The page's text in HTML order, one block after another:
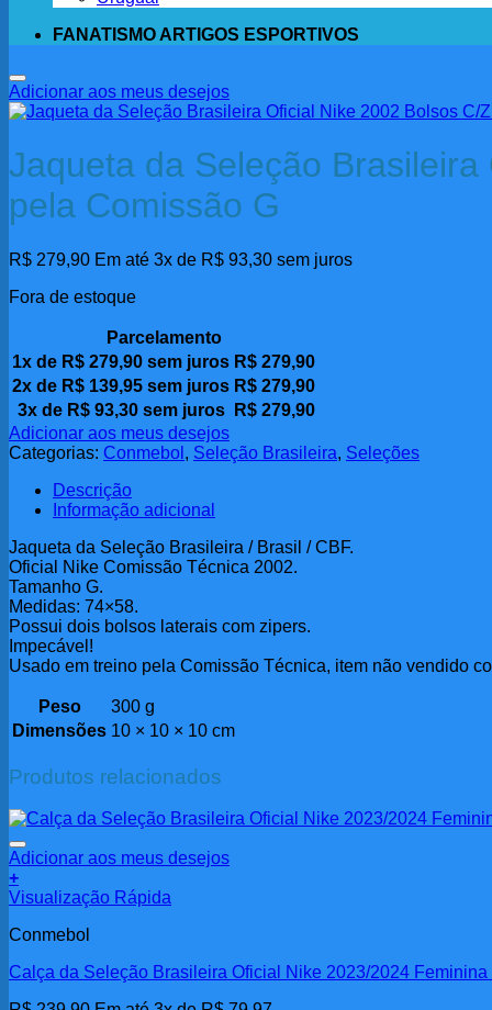
FANATISMO ARTIGOS ESPORTIVOS
Adicionar aos meus desejos
Jaqueta da Seleção
pela Comissão G
R$ 279,90 Em até 3x de R$ 93,30 sem juros
Fora de estoque
Parcelamento
1x de R$ 279,90 sem juros R$ 279,90
2x de R$ 139,95 sem juros R$ 279,90
3x de R$93,30sem juros R$ 279,90
Adicionar aos meus desejos
Categorias: Conmebol , Seleção Brasileira, Seleções
Descrição
Informação adicional
Jaqueta da Seleção Brasileira / Brasil / CBF.
Oficial Nike Comissão Técnica 2002.
Tamanho G.
Medidas: 74×58.
Possui dois bolsos laterais com zipers.
Impecável!
Usado em treino pela Comissão Técnica, item não vendido
Peso
300 g
Dimensões 10 × 10 × 10 cm
Produtos relacionados
Adicionar aos meus desejos
+
Visualização Rápida
Conmebol
Calça da Seleção Brasileira Oficial Nike 2023/2024 Feminina